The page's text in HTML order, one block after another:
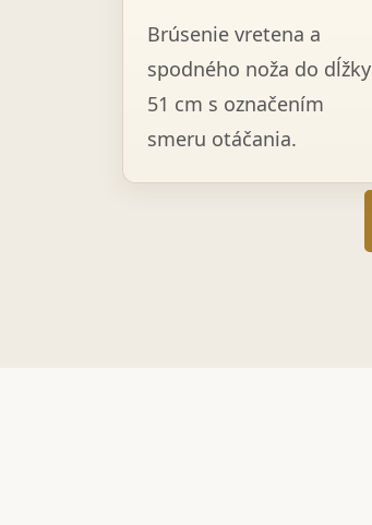
Brúsenie vretena a
spodného noža do dĺžky
51 cm s označením
smeru otáčania.